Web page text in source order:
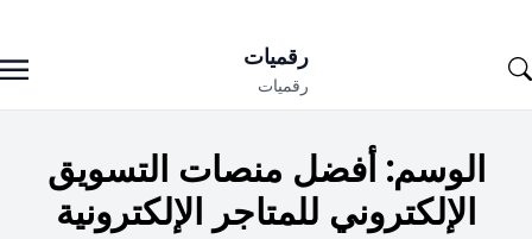
to
رقميات
رقميات
الوسم:أفضل منصات التسويق
الإلكتروني للمتاجر الإلكترونية